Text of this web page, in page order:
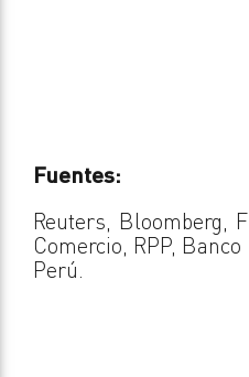
Fuentes:
Reuters, Bloomberg,
Comercio, RPP,
Perú.